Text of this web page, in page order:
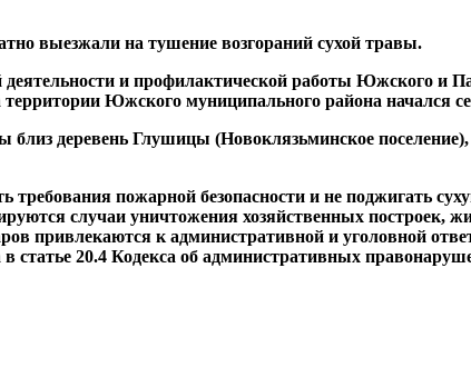
выезжали на тушение возгораний сухой травы.
деятельности и профилактической работы Южского
Южского муниципального района начался
деревень Глушицы (Новоклязьминское поселение),
пожарной безопасности и не поджигать
случаи уничтожения хозяйственных построек,
привлекаются к административной и уголовной
в статье 20.4 Кодекса об административных